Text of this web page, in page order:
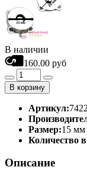
В наличии
160.00 руб
В корзину
Артикул:7422
Размер:15 мм
Количество
Описание